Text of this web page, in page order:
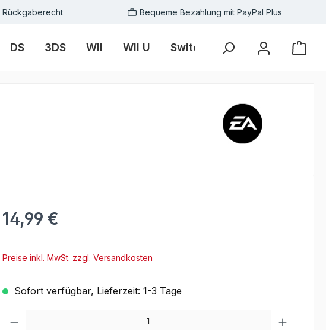
Rückgaberecht Bequeme Bezahlung mit PayPal Plus
DS 3DS WII WII U Switch Skins Zubehör
14,99 €
Preise inkl. MwSt. zzgl. Versandkosten
Sofort verfügbar, Lieferzeit: 1-3 Tage